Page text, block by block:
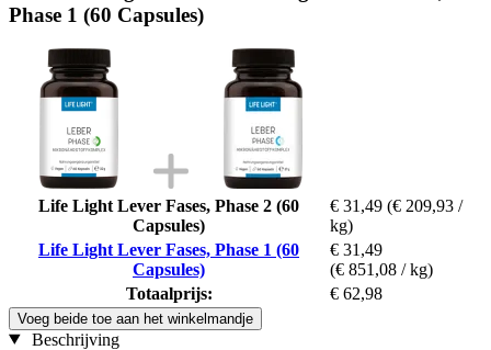
Phase 1 (60 Capsules)
Life Light Lever Fases, Phase 2 (60
Capsules)
€ 31,49 (€ 209,93 /
kg)
Life Light Lever Fases, Phase 1 (60
Capsules)
€ 31,49
(€ 851,08 / kg)
Totaalprijs:
€ 62,98
Voeg beide toe aan het winkelmandje
Beschrijving